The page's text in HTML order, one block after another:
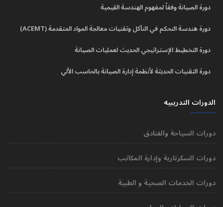
دورة الصيانة وفقاً لمفهوم الهندسة القيمية
دورة هندسة التحكم في التآكل وتقنيات معالجة المواد المتقدمة (ACEMT)
دورة التخطيط الإستراتيجي الحديث لعمليات الصيانة
دورة التقنيات الحديثة لأنظمة إدارة الصيانة بالحاسب الألي
الدورات التدريبيه
دورات السياحة والفنادق
دورات السكرتارية وإدارة المكاتب
دورات الخدمات الصحية و الطبية